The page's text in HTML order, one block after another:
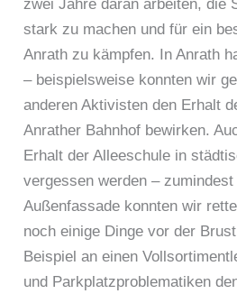
zwei Jahre daran arbeiten, die
stark zu machen und für ein
Anrath zu kämpfen. In Anrath
– beispielsweise konnten wir
anderen Aktivisten den Erhalt
Anrather Bahnhof bewirken.
Erhalt der Alleeschule in
vergessen werden –
Außenfassade konnten wir
noch einige Dinge vor der
Beispiel an einen
und Parkplatzproblematiken